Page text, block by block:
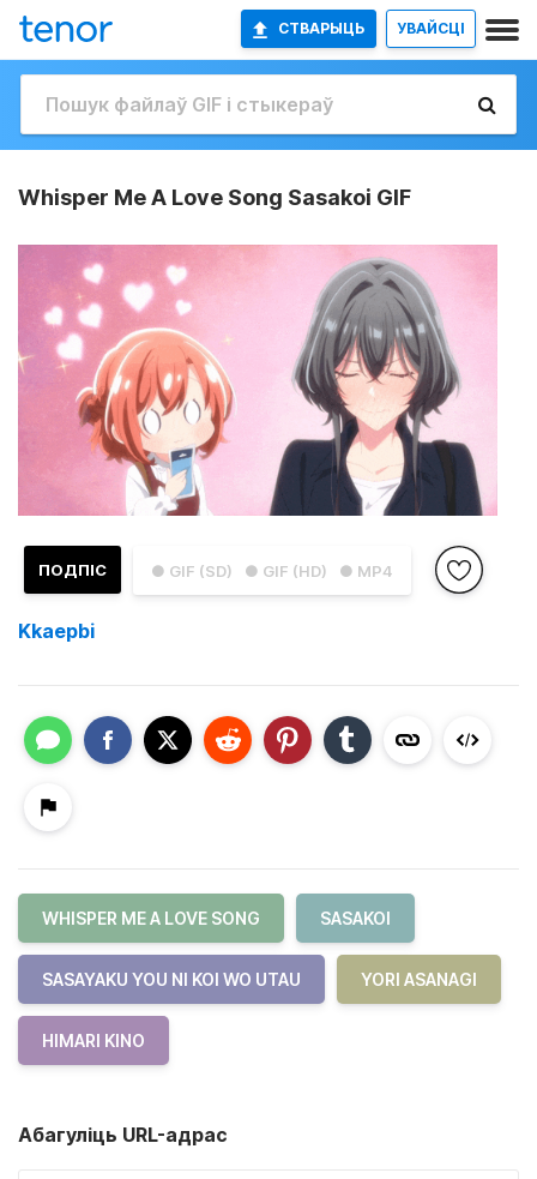
СТВАРЫЦЬ УВАЙСЦІ
Whisper Me A Love Song Sasakoi GIF
● GIF (SD) ● GIF (HD) ● MP4
ПОДПІС
Kkaepbi
WHISPER ME A LOVE SONG SASAKOI
SASAYAKU YOU NI KOI WO UTAU YORI ASANAGI
HIMARI KINO
Абагуліць URL-адрас